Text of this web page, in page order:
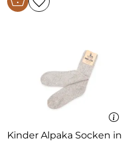
Kinder Alpaka Socken in